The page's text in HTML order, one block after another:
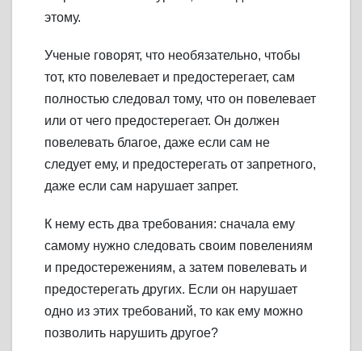
этому.
Ученые говорят, что необязательно, чтобы
тот, кто повелевает и предостерегает, сам
полностью следовал тому, что он повелевает
или от чего предостерегает. Он должен
повелевать благое, даже если сам не
следует ему, и предостерегать от запретного,
даже если сам нарушает запрет.
К нему есть два требования: сначала ему
самому нужно следовать своим повелениям
и предостережениям, а затем повелевать и
предостерегать других. Если он нарушает
одно из этих требований, то как ему можно
позволить нарушить другое?